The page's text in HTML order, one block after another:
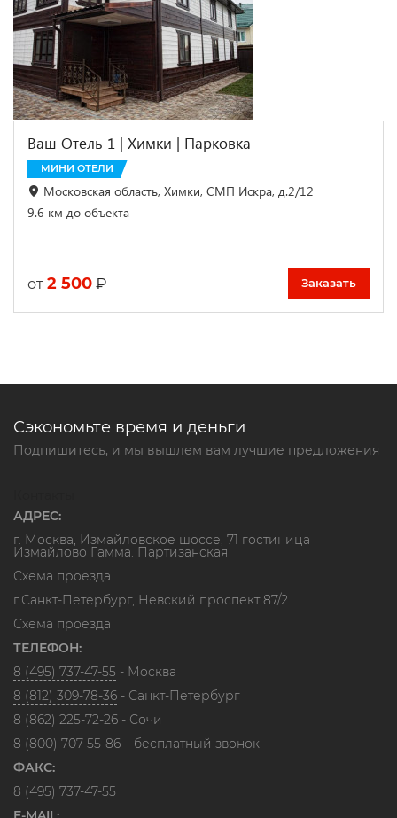
Ваш Отель 1 | Химки | Парковка
МИНИ ОТЕЛИ
Московская область, Химки, СМП Искра, д.2/12
9.6 км до объекта
от 2 500 ₽ Заказать
Сэкономьте время и деньги
Подпишитесь, и мы вышлем вам лучшие предложения
АДРЕС:
г. Москва, Измайловское шоссе, 71 гостиница
Измайлово Гамма. Партизанская
Схема проезда
г.Санкт-Петербург, Невский проспект 87/2
Схема проезда
ТЕЛЕФОН:
8 (495) 737-47-55 - Москва
8 (812) 309-78-36 - Санкт-Петербург
8 (862) 225-72-26 - Сочи
8 (800) 707-55-86 – бесплатный звонок
ФАКС:
8 (495) 737-47-55